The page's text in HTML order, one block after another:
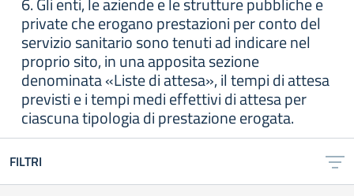
private che erogano prestazioni per conto del
servizio sanitario sono tenuti ad indicare nel
proprio sito, in una apposita sezione
denominata «Liste di attesa», il tempi di attesa
previsti e i tempi medi effettivi di attesa per
ciascuna tipologia di prestazione erogata.
FILTRI